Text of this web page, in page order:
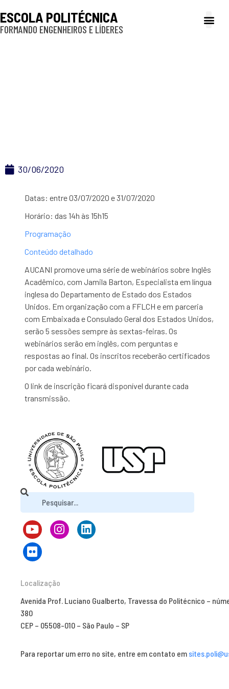
ESCOLA POLITÉCNICA
FORMANDO ENGENHEIROS E LÍDERES
30/06/2020
Datas: entre 03/07/2020 e 31/07/2020
Horário: das 14h às 15h15
Programação
Conteúdo detalhado
AUCANI promove uma série de webinários sobre Inglês
Acadêmico, com Jamila Barton, Especialista em língua
inglesa do Departamento de Estado dos Estados
Unidos. Em organização com a FFLCH e em parceria
com Embaixada e Consulado Geral dos Estados Unidos,
serão 5 sessões sempre às sextas-feiras. Os
webinários serão em inglês, com perguntas e
respostas ao final. Os inscritos receberão certificados
por cada webinário.
O link de inscrição ficará disponível durante cada
transmissão.
Localização
Avenida Prof. Luciano Gualberto, Travessa do Politécnico –
380
CEP – 05508-010 – São Paulo – SP
Para reportar um erro no site, entre em contato em